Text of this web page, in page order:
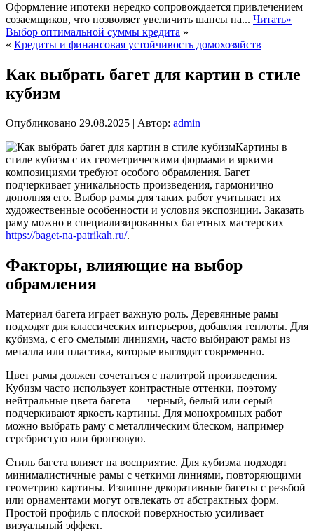
Оформление ипотеки нередко сопровождается привлечением
созаемщиков, что позволяет увеличить шансы на... Читать»
Выбор оптимальной суммы кредита »
« Кредиты и финансовая устойчивость домохозяйств
Как выбрать багет для картин в стиле
кубизм
Опубликовано 29.08.2025 | Автор: admin
Картины в
стиле кубизм с их геометрическими формами и яркими
композициями требуют особого обрамления. Багет
подчеркивает уникальность произведения, гармонично
дополняя его. Выбор рамы для таких работ учитывает их
художественные особенности и условия экспозиции. Заказать
раму можно в специализированных багетных мастерских
https://baget-na-patrikah.ru/.
Факторы, влияющие на выбор
обрамления
Материал багета играет важную роль. Деревянные рамы
подходят для классических интерьеров, добавляя теплоты. Для
кубизма, с его смелыми линиями, часто выбирают рамы из
металла или пластика, которые выглядят современно.
Цвет рамы должен сочетаться с палитрой произведения.
Кубизм часто использует контрастные оттенки, поэтому
нейтральные цвета багета — черный, белый или серый —
подчеркивают яркость картины. Для монохромных работ
можно выбрать раму с металлическим блеском, например
серебристую или бронзовую.
Стиль багета влияет на восприятие. Для кубизма подходят
минималистичные рамы с четкими линиями, повторяющими
геометрию картины. Излишне декоративные багеты с резьбой
или орнаментами могут отвлекать от абстрактных форм.
Простой профиль с плоской поверхностью усиливает
визуальный эффект.